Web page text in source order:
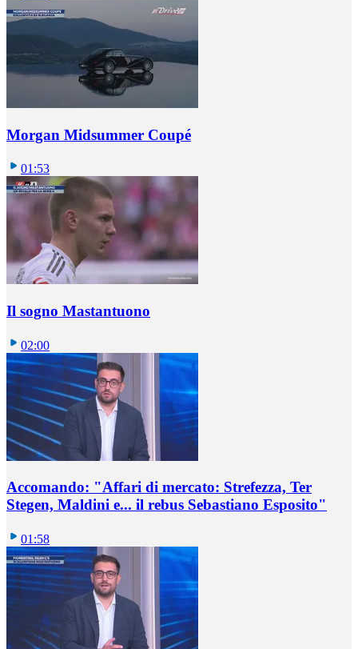
Morgan Midsummer Coupé
01:53
Il sogno Mastantuono
02:00
Accomando: "Affari di mercato: Strefezza, Ter
Stegen, Maldini e... il rebus Sebastiano Esposito"
01:58